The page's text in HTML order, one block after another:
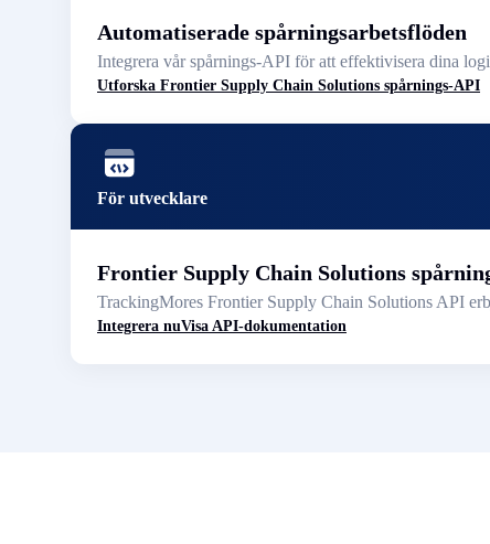
Automatiserade spårningsarbetsflöden
Integrera vår spårnings-API för att effektivisera dina
Utforska Frontier Supply Chain Solutions spårnings-API
För utvecklare
Frontier Supply Chain Solutions
TrackingMores Frontier Supply Chain Solutions API
Integrera nuVisa API-dokumentation